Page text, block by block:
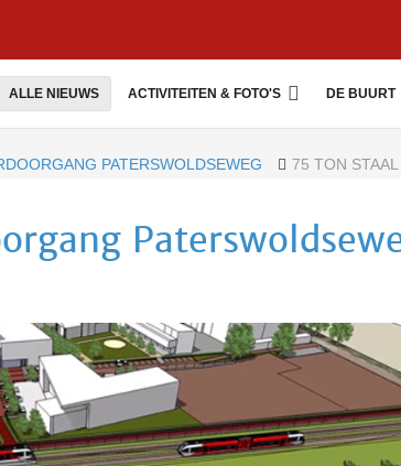
ALLE NIEUWS ACTIVITEITEN & FOTO'S DE BUURT
PATERSWOLDSEWEG 75 TON